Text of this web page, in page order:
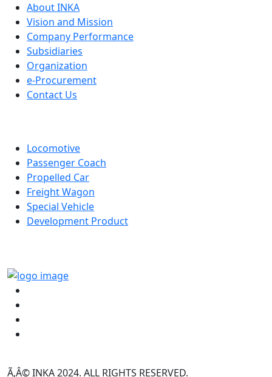
About INKA
Vision and Mission
Company Performance
Subsidiaries
Organization
e-Procurement
Contact Us
Locomotive
Passenger Coach
Propelled Car
Freight Wagon
Special Vehicle
Development Product
Ã‚Â© INKA 2024. ALL RIGHTS RESERVED.